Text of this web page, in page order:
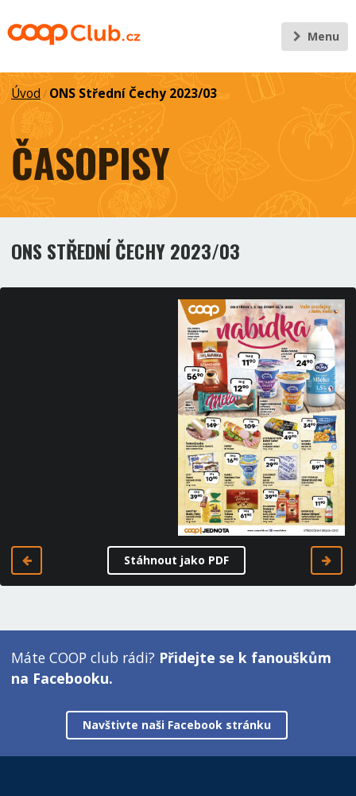
Menu
Úvod / ONS Střední Čechy 2023/03
ČASOPISY
ONS STŘEDNÍ ČECHY 2023/03
Stáhnout jako PDF
Máte COOP club rádi? Přidejte se k fanouškům
na Facebooku.
Navštivte naši Facebook stránku